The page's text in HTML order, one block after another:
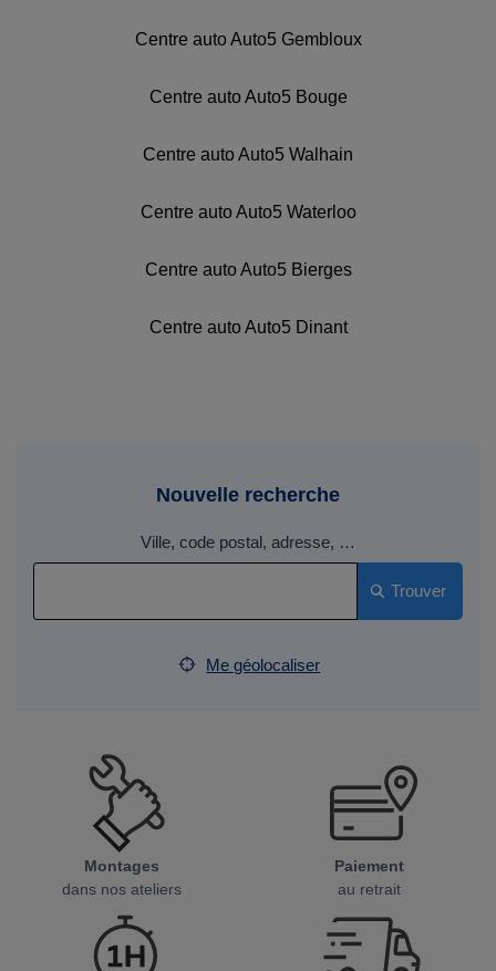
Centre auto Auto5 Gembloux
Centre auto Auto5 Bouge
Centre auto Auto5 Walhain
Centre auto Auto5 Waterloo
Centre auto Auto5 Bierges
Centre auto Auto5 Dinant
Nouvelle recherche
Ville, code postal, adresse, …
Trouver
Me géolocaliser
Montages
dans nos ateliers
Paiement
au retrait